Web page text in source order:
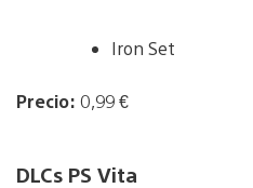
Iron Set
Precio: 0,99 €
DLCs PS Vita